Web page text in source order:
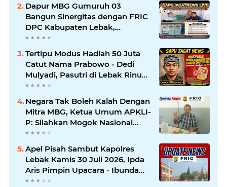
Warga: Mana Kwitansinya?
Dapur MBG Gumuruh 03
Bangun Sinergitas dengan FRIC
DPC Kabupaten Lebak,
Komitmen Jalankan SOP BGN
Tertipu Modus Hadiah 50 Juta
Catut Nama Prabowo - Dedi
Mulyadi, Pasutri di Lebak Rinu
Cikate Lebak Rugi Rp 12 Juta
Negara Tak Boleh Kalah Dengan
Mitra MBG, Ketua Umum APKLI-
P: Silahkan Mogok Nasional
Ganti Kantin Sekolah
Apel Pisah Sambut Kapolres
Lebak Kamis 30 Juli 2026, Ipda
Aris Pimpin Upacara - Ibunda
Kapolres Baru Turut Hadir